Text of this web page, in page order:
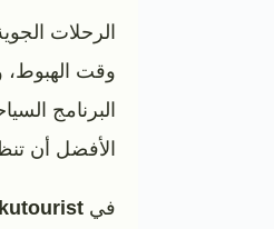
الرحلات
وقت الهبوط،
البرنامج
الأفضل أن
في